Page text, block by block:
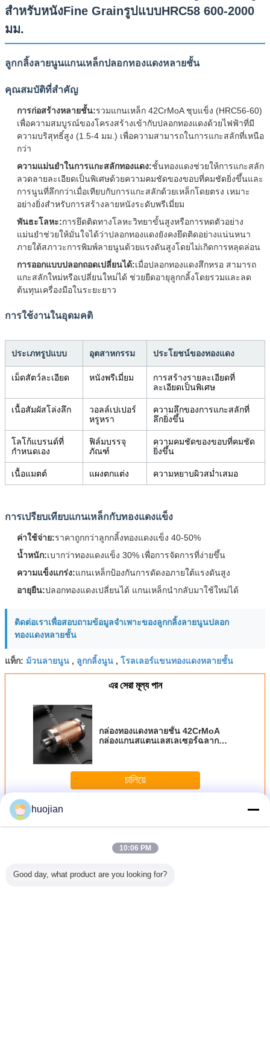
สำหรับหนังFine GrainรูปแบบHRC58 600-2000
มม.
ลูกกลิ้งลายนูนแกนเหล็กปลอกทองแดงหลายชั้น
คุณสมบัติที่สำคัญ
การก่อสร้างหลายชั้น:รวมแกนเหล็ก 42CrMoA ชุบแข็ง (HRC56-60)
เพื่อความสมบูรณ์ของโครงสร้างเข้ากับปลอกทองแดงด้วยไฟฟ้าที่มี
ความบริสุทธิ์สูง (1.5-4 มม.) เพื่อความสามารถในการแกะสลักที่เหนือ
กว่า
ความแม่นยำในการแกะสลักทองแดง:ชั้นทองแดงช่วยให้การแกะสลัก
ลวดลายละเอียดเป็นพิเศษด้วยความคมชัดของขอบที่คมชัดยิ่งขึ้นและ
การนูนที่ลึกกว่าเมื่อเทียบกับการแกะสลักด้วยเหล็กโดยตรง เหมาะ
อย่างยิ่งสำหรับการสร้างลายหนังระดับพรีเมี่ยม
พันธะโลหะ:การยึดติดทางโลหะวิทยาขั้นสูงหรือการหดตัวอย่าง
แม่นยำช่วยให้มั่นใจได้ว่าปลอกทองแดงยังคงยึดติดอย่างแน่นหนา
ภายใต้สภาวะการพิมพ์ลายนูนด้วยแรงดันสูงโดยไม่เกิดการหลุดล่อน
การออกแบบปลอกถอดเปลี่ยนได้:เมื่อปลอกทองแดงสึกหรอ สามารถ
แกะสลักใหม่หรือเปลี่ยนใหม่ได้ ช่วยยืดอายุลูกกลิ้งโดยรวมและลด
ต้นทุนเครื่องมือในระยะยาว
การใช้งานในอุดมคติ
ประเภทรูปแบบ อุตสาหกรรม ประโยชน์ของทองแดง
เม็ดสัตว์ละเอียด หนังพรีเมี่ยม
การสร้างรายละเอียดที่
ละเอียดเป็นพิเศษ
เนื้อสัมผัสโล่งลึก
วอลล์เปเปอร์
หรูหรา
ความลึกของการแกะสลักที่
ลึกยิ่งขึ้น
โลโก้แบรนด์ที่
กำหนดเอง
ฟิล์มบรรจุ
ภัณฑ์
ความคมชัดของขอบที่คมชัด
ยิ่งขึ้น
เนื้อแมตต์ แผงตกแต่ง ความหยาบผิวสม่ำเสมอ
การเปรียบเทียบแกนเหล็กกับทองแดงแข็ง
ค่าใช้จ่าย:ราคาถูกกว่าลูกกลิ้งทองแดงแข็ง 40-50%
น้ำหนัก:เบากว่าทองแดงแข็ง 30% เพื่อการจัดการที่ง่ายขึ้น
ความแข็งแกร่ง:แกนเหล็กป้องกันการดัดงอภายใต้แรงดันสูง
อายุยืน:ปลอกทองแดงเปลี่ยนได้ แกนเหล็กนำกลับมาใช้ใหม่ได้
ติดต่อเราเพื่อสอบถามข้อมูลจำเพาะของลูกกลิ้งลายนูนปลอก
ทองแดงหลายชั้น
แท็ก: ม้วนลายนูน , ลูกกลิ้งนูน , โรลเลอร์แขนทองแดงหลายชั้น
এর সেরা মূল্য পান
กล่องทองแดงหลายชั้น 42CrMoA
กล่องแกนสแตนเลสเลเซอร์ฉลาก
চালিয়ে
มากกว่าลูกกลิ้งลายนูน
huojian
10:06 PM
Good day, what product are you looking for?